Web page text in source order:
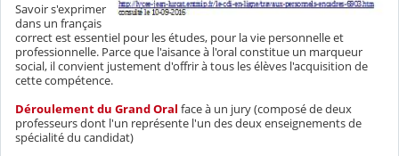
Savoir s'exprimer
dans un français
correct est essentiel pour les études, pour la vie personnelle et
professionnelle. Parce que l'aisance à l'oral constitue un marqueur
social, il convient justement d'offrir à tous les élèves l'acquisition de
cette compétence.
Déroulement du Grand Oral face à un jury (composé de deux
professeurs dont l'un représente l'un des deux enseignements de
spécialité du candidat)